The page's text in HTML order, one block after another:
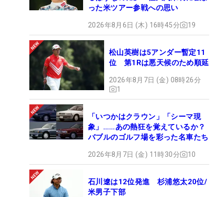
った米ツアー参戦への思い
2026年8月6日 (木) 16時45分 19
松山英樹は5アンダー暫定11
位 第1Rは悪天候のため順延
2026年8月7日 (金) 08時26分
1
「いつかはクラウン」「シーマ現
象」……あの熱狂を覚えているか？
バブルのゴルフ場を彩った名車たち
2026年8月7日 (金) 11時30分 10
石川遼は12位発進 杉浦悠太20位/
米男子下部